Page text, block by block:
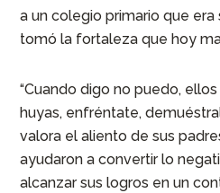
a un colegio primario que era
tomó la fortaleza que hoy
“Cuando digo no puedo,
huyas, enfréntate,
valora el aliento de sus
ayudaron a convertir lo
alcanzar sus logros en un